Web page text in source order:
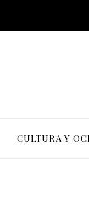
CULTURA Y